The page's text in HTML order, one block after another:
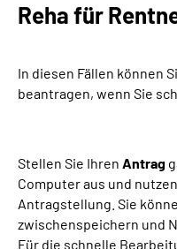
Rente
Beratung & Kontakt
Über uns & Presse
Online-Services
Reha für
In diesen Fällen können
beantragen, wenn Sie
Stellen Sie Ihren Antrag
Computer aus und
Antragstellung. Sie
zwischenspeichern und
Für die schnelle